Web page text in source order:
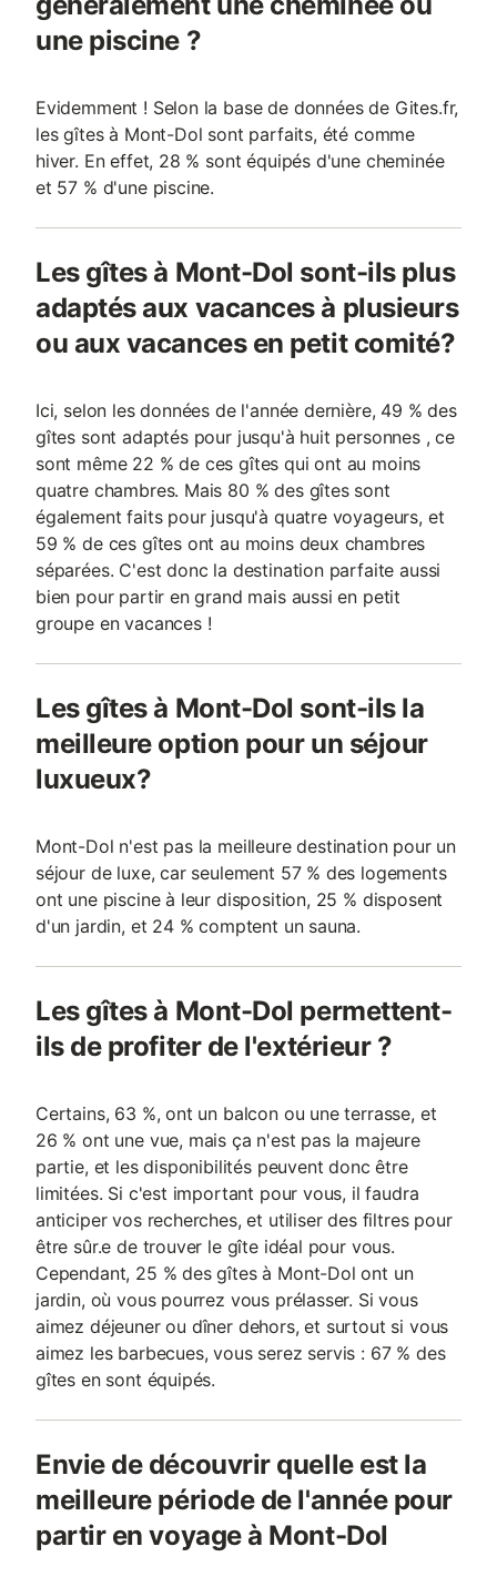
une piscine ?
Evidemment ! Selon la base de données de Gites.fr,
les gîtes à Mont-Dol sont parfaits, été comme
hiver. En effet, 28 % sont équipés d'une cheminée
et 57 % d'une piscine.
Les gîtes à Mont-Dol sont-ils plus
adaptés aux vacances à plusieurs
ou aux vacances en petit comité?
Ici, selon les données de l'année dernière, 49 % des
gîtes sont adaptés pour jusqu'à huit personnes , ce
sont même 22 % de ces gîtes qui ont au moins
quatre chambres. Mais 80 % des gîtes sont
également faits pour jusqu'à quatre voyageurs, et
59 % de ces gîtes ont au moins deux chambres
séparées. C'est donc la destination parfaite aussi
bien pour partir en grand mais aussi en petit
groupe en vacances !
Les gîtes à Mont-Dol sont-ils la
meilleure option pour un séjour
luxueux?
Mont-Dol n'est pas la meilleure destination pour un
séjour de luxe, car seulement 57 % des logements
ont une piscine à leur disposition, 25 % disposent
d'un jardin, et 24 % comptent un sauna.
Les gîtes à Mont-Dol permettent-
ils de profiter de l'extérieur ?
Certains, 63 %, ont un balcon ou une terrasse, et
26 % ont une vue, mais ça n'est pas la majeure
partie, et les disponibilités peuvent donc être
limitées. Si c'est important pour vous, il faudra
anticiper vos recherches, et utiliser des filtres pour
être sûr.e de trouver le gîte idéal pour vous.
Cependant, 25 % des gîtes à Mont-Dol ont un
jardin, où vous pourrez vous prélasser. Si vous
aimez déjeuner ou dîner dehors, et surtout si vous
aimez les barbecues, vous serez servis : 67 % des
gîtes en sont équipés.
Envie de découvrir quelle est la
meilleure période de l'année pour
partir en voyage à Mont-Dol